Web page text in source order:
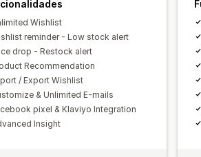
Wishlist
reminder - Low stock alert
drop - Restock alert
Recommendation
/ Export Wishlist
& Unlimited E-mails
pixel & Klaviyo Integration
Insight